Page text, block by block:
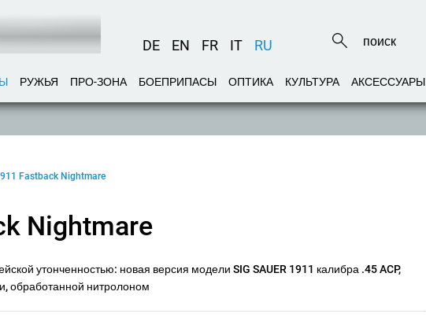
DE EN FR IT RU
РУЖЬЯ ПРО-ЗОНА БОЕПРИПАСЫ ОПТИКА КУЛЬТУРА АКСЕССУАРЫ
Fastback Nightmare
Nightmare
утонченностью: новая версия модели SIG SAUER 1911 калибра .45 ACP,
обработанной нитролоном